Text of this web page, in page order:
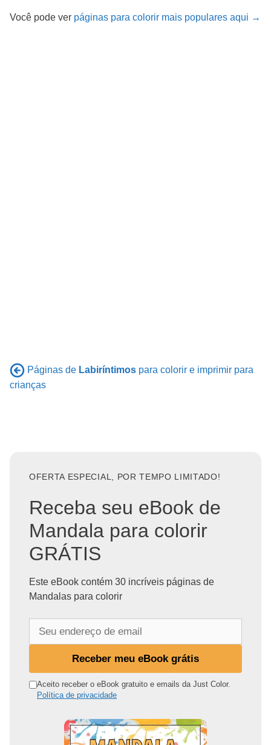
Você pode ver páginas para colorir mais populares aqui →
Páginas de Labiríntimos para colorir e imprimir para
crianças
OFERTA ESPECIAL, POR TEMPO LIMITADO!
Receba seu eBook de
Mandala para colorir
GRÁTIS
Este eBook contém 30 incríveis páginas de
Mandalas para colorir
n
Receber meu eBook grátis
Aceito receber o eBook gratuito e emails da Just Color.
Política de privacidade